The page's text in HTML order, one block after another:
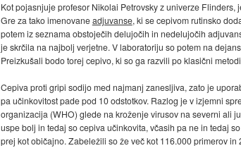
Kot pojasnjuje profesor Nikolai Petrovsky z univerze
Gre za tako imenovaneadjuvanse, ki se cepivom rutinsko
potem iz seznama obstoječih delujočih in nedelujočih
je skrčila na najbolj verjetne. V laboratoriju so potem na
Preizkušali bodo torej cepivo, ki so ga razvili po klasični
Cepiva proti gripi sodijo med najmanj zanesljiva, zato je
pa učinkovitost pade pod 10 odstotkov. Razlog je v izjemni
organizacija (WHO) glede na kroženje virusov na severni ali
uspe bolj in tedaj so cepiva učinkovita, včasih pa ne in tedaj
prej kot običajno. Zabeležili so že več kot 116.000 primerov in